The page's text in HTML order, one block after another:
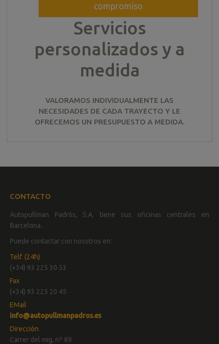
compromiso
Servicios
personalizados y a
medida
VALORAMOS INDIVIDUALMENTE LAS
NECESIDADES DE CADA TRAYECTO Y LE
OFRECEMOS UN PRESUPUESTO A MEDIDA.
CONTACTO
Autopullman Padrós, S.A. tiene sus oficinas centrales en
Barcelona.
Puede contactar con nosotros en:
Telf. (24h)
(+34) 93 225 30 53
Fax
(+34) 93 225 20 45
EMail
info@autopullmanpadros.es
Dirección
Carrer del mig, nº 89